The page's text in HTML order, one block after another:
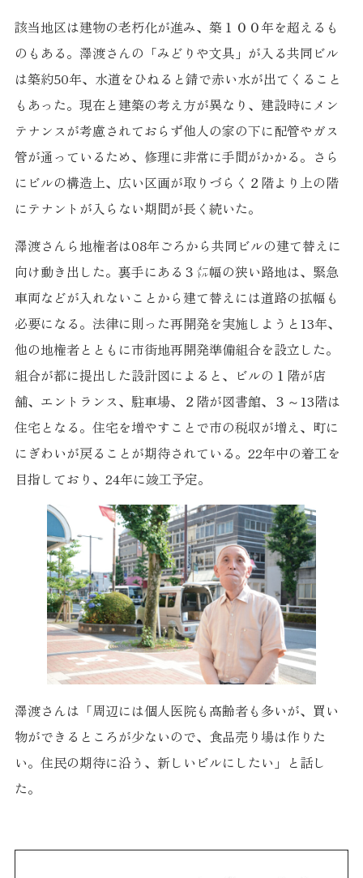
該当地区は建物の老朽化が進み、築１００年を超えるも
のもある。澤渡さんの「みどりや文具」が入る共同ビル
は築約50年、水道をひねると錆で赤い水が出てくること
もあった。現在と建築の考え方が異なり、建設時にメン
テナンスが考慮されておらず他人の家の下に配管やガス
管が通っているため、修理に非常に手間がかかる。さら
にビルの構造上、広い区画が取りづらく２階より上の階
にテナントが入らない期間が長く続いた。
澤渡さんら地権者は08年ごろから共同ビルの建て替えに
向け動き出した。裏手にある３㍍幅の狭い路地は、緊急
車両などが入れないことから建て替えには道路の拡幅も
必要になる。法律に則った再開発を実施しようと13年、
他の地権者とともに市街地再開発準備組合を設立した。
組合が都に提出した設計図によると、ビルの１階が店
舗、エントランス、駐車場、２階が図書館、３～13階は
住宅となる。住宅を増やすことで市の税収が増え、町に
にぎわいが戻ることが期待されている。22年中の着工を
目指しており、24年に竣工予定。
澤渡さんは「周辺には個人医院も高齢者も多いが、買い
物ができるところが少ないので、食品売り場は作りた
い。住民の期待に沿う、新しいビルにしたい」と話し
た。